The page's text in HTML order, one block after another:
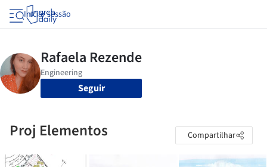
Iniciar sessão
Seguir
Proj Elementos Compartilhar